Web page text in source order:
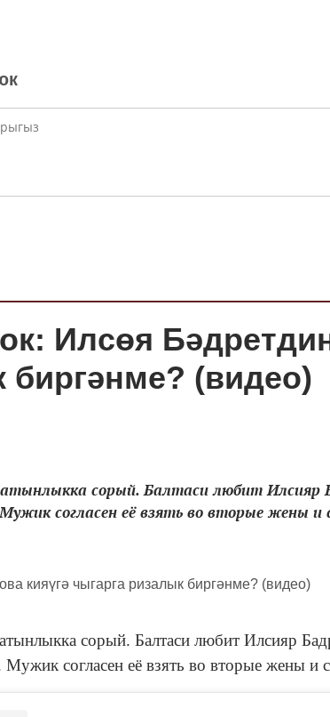
Илсөя
биргәнме? (видео)
сорый. Балтаси любит Илсияр
согласен её взять во вторые жены
сорый. Балтаси любит Илсияр
Мужик согласен её взять во вторые жены и